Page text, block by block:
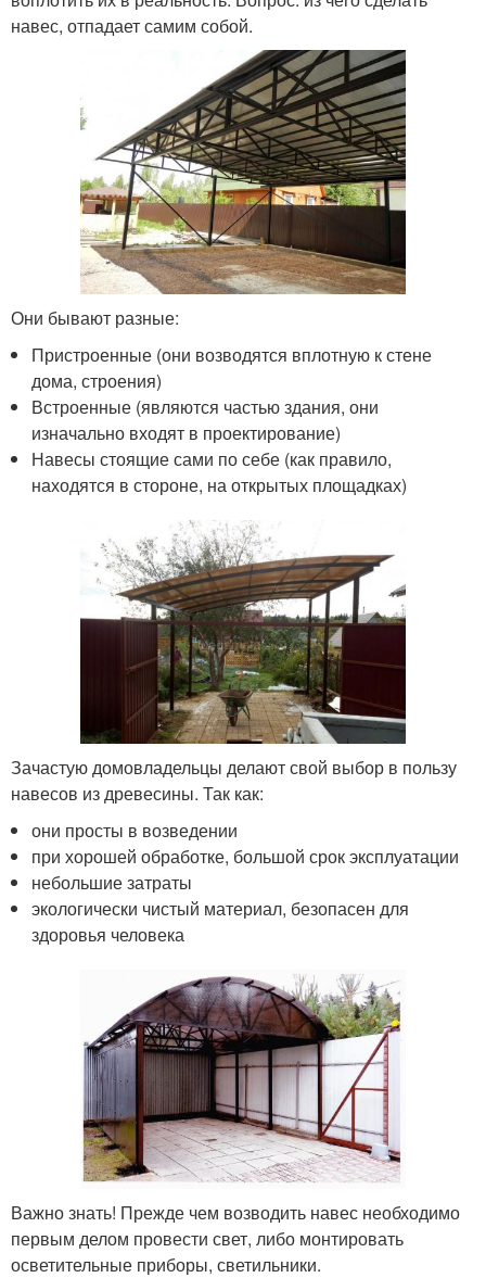
навес, отпадает самим собой.
Они бывают разные:
Пристроенные (они возводятся вплотную к стене
дома, строения)
Встроенные (являются частью здания, они
изначально входят в проектирование)
Навесы стоящие сами по себе (как правило,
находятся в стороне, на открытых площадках)
Зачастую домовладельцы делают свой выбор в пользу
навесов из древесины. Так как:
они просты в возведении
при хорошей обработке, большой срок эксплуатации
небольшие затраты
экологически чистый материал, безопасен для
здоровья человека
Важно знать! Прежде чем возводить навес необходимо
первым делом провести свет, либо монтировать
осветительные приборы, светильники.